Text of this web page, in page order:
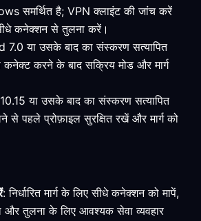
समर्थित है; VPN क्लाइंट की जांच करें
कनेक्शन से तुलना करें।
7.0 या उसके बाद का संस्करण सत्यापित
करने के बाद सक्रिय मोड और मार्ग
या उसके बाद का संस्करण सत्यापित
से पहले प्रोफ़ाइल सुरक्षित रखें और मार्ग को
: निर्धारित मार्ग के लिए सीधे कनेक्शन को मापें,
और तुलना के लिए आवश्यक सेवा व्यवहार